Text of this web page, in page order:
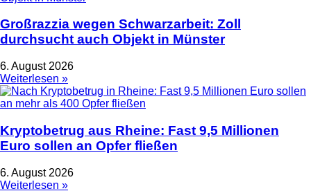
Großrazzia wegen Schwarzarbeit: Zoll
durchsucht auch Objekt in Münster
6. August 2026
Weiterlesen »
Kryptobetrug aus Rheine: Fast 9,5 Millionen
Euro sollen an Opfer fließen
6. August 2026
Weiterlesen »